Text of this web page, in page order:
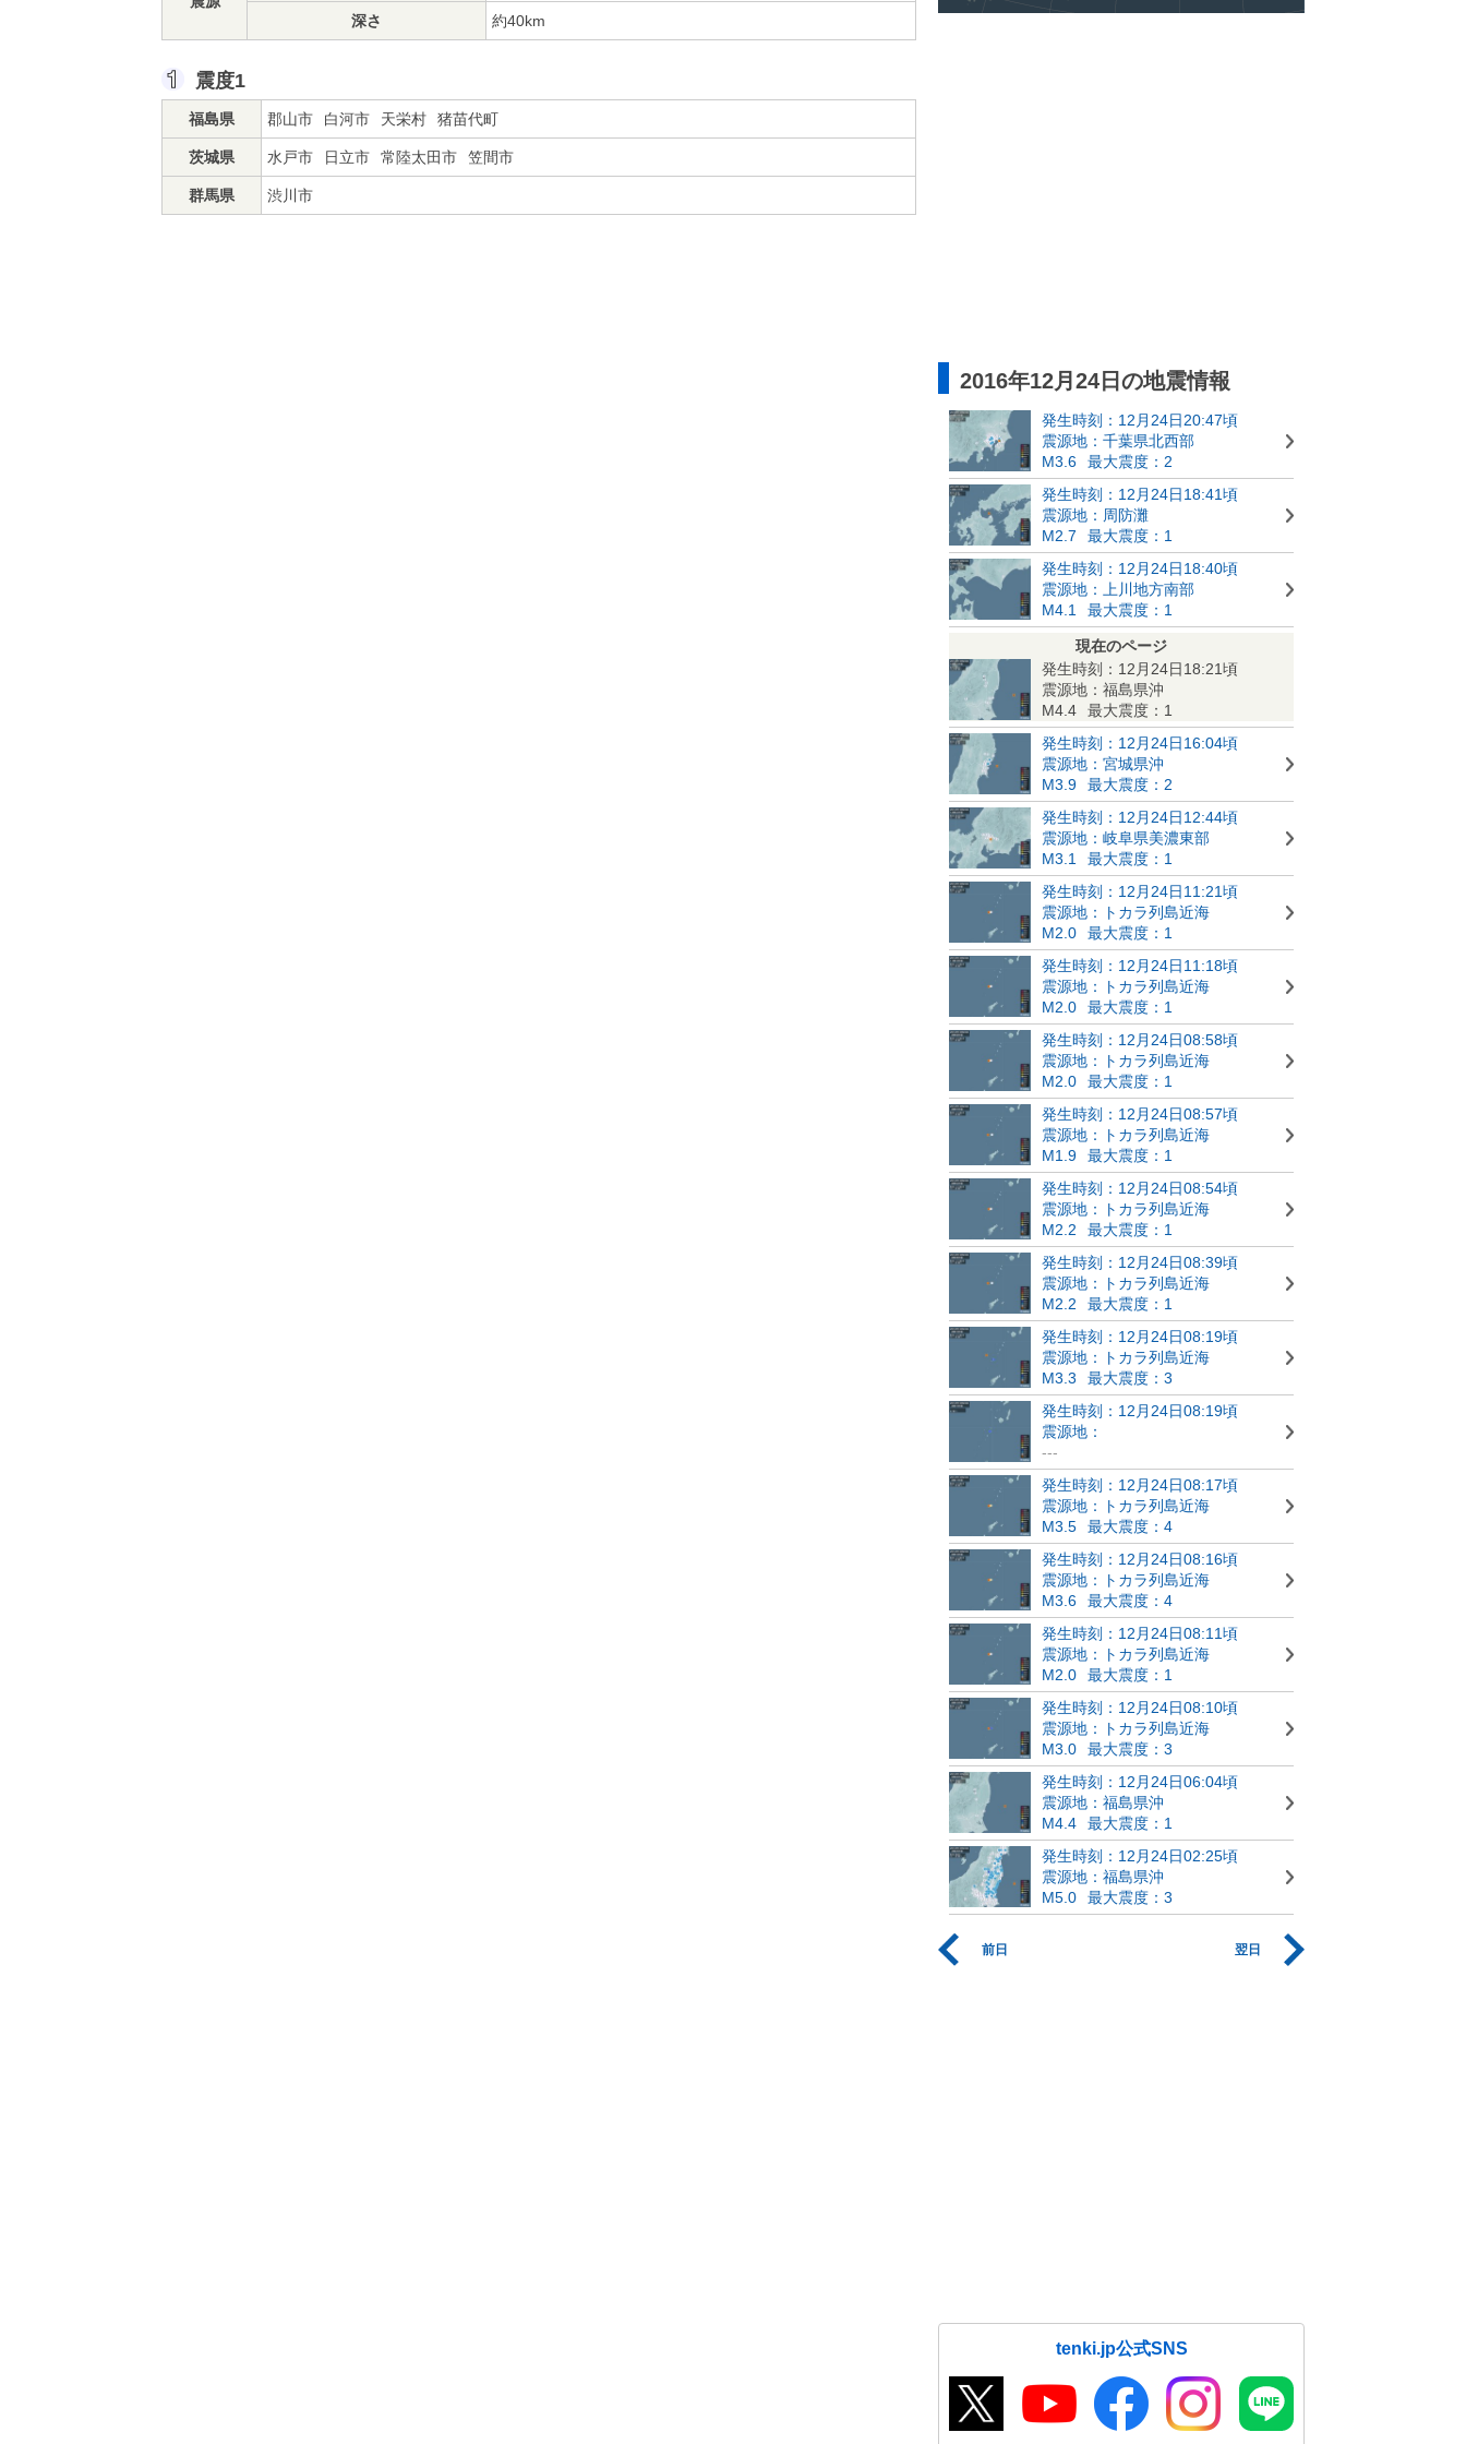
深さ
約40km
震度1
福島県 郡山市 白河市 天栄村 猪苗代町
茨城県 水戸市 日立市 常陸太田市 笠間市
群馬県 渋川市
2016年12月24日の地震情報
発生時刻：12月24日20:47頃
震源地：千葉県北西部
M3.6
最大震度：2
発生時刻：12月24日18:41頃
震源地：周防灘
M2.7
最大震度：1
発生時刻：12月24日18:40頃
震源地：上川地方南部
M4.1
最大震度：1
現在のページ
発生時刻：12月24日18:21頃
震源地：福島県沖
M4.4
最大震度：1
発生時刻：12月24日16:04頃
震源地：宮城県沖
M3.9
最大震度：2
発生時刻：12月24日12:44頃
震源地：岐阜県美濃東部
M3.1
最大震度：1
発生時刻：12月24日11:21頃
震源地：トカラ列島近海
M2.0
最大震度：1
発生時刻：12月24日11:18頃
震源地：トカラ列島近海
M2.0
最大震度：1
発生時刻：12月24日08:58頃
震源地：トカラ列島近海
M2.0
最大震度：1
発生時刻：12月24日08:57頃
震源地：トカラ列島近海
M1.9
最大震度：1
発生時刻：12月24日08:54頃
震源地：トカラ列島近海
M2.2
最大震度：1
発生時刻：12月24日08:39頃
震源地：トカラ列島近海
M2.2
最大震度：1
発生時刻：12月24日08:19頃
震源地：トカラ列島近海
M3.3
最大震度：3
発生時刻：12月24日08:19頃
震源地：
---
発生時刻：12月24日08:17頃
震源地：トカラ列島近海
M3.5
最大震度：4
発生時刻：12月24日08:16頃
震源地：トカラ列島近海
M3.6
最大震度：4
発生時刻：12月24日08:11頃
震源地：トカラ列島近海
M2.0
最大震度：1
発生時刻：12月24日08:10頃
震源地：トカラ列島近海
M3.0
最大震度：3
発生時刻：12月24日06:04頃
震源地：福島県沖
M4.4
最大震度：1
発生時刻：12月24日02:25頃
震源地：福島県沖
M5.0
最大震度：3
前日 翌日
tenki.jp公式SNS